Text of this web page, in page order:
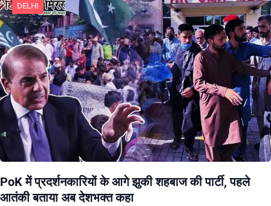
DELHI
PoK में प्रदर्शनकारियों के आगे झुकी शहबाज की पार्टी, पहले
आतंकी बताया अब देशभक्त कहा